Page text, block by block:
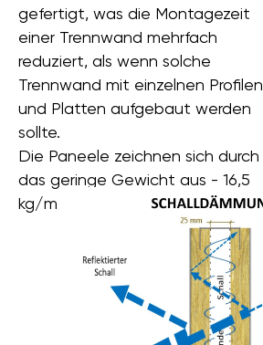
gefertigt, was die Montagezeit
einer Trennwand mehrfach
reduziert, als wenn solche
Trennwand mit einzelnen Profilen
und Platten aufgebaut werden
sollte.
Die Paneele zeichnen sich durch
das geringe Gewicht aus - 16,5
kg/m2.